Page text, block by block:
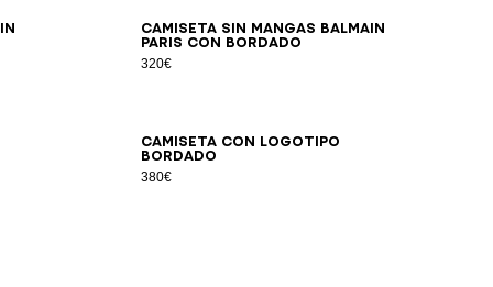
Camiseta sin mangas Balmain
Paris con bordado
320€
XSSMLXL 2XL 3XL
Camiseta con logotipo
bordado
380€
2XSXSSMLXL